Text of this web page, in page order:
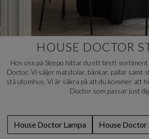
HOUSE DOCTOR
Hos oss på Sleepo hittar du ett brett
Doctor. Vi säljer matstolar, bänkar, pallar samt
stå utomhus. Vi är säkra på att du kommer att
Doctor som passar just
House Doctor Lampa House Doctor